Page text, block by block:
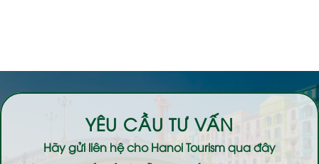
YÊU CẦU TƯ VẤN
Hãy gửi liên hệ choHanoi Tourismqua đây